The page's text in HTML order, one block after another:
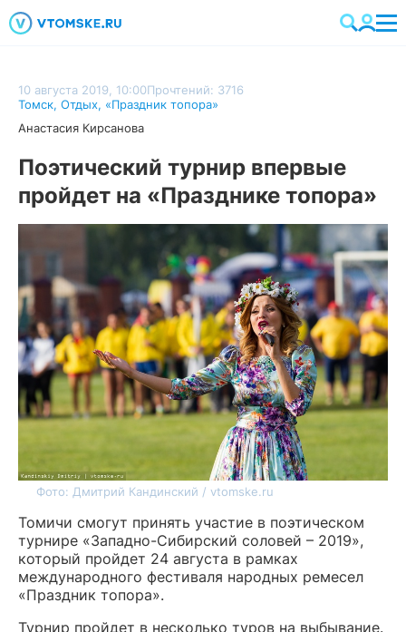
10 августа 2019, 10:00Прочтений: 3716
Томск, Отдых, «Праздник топора»
Анастасия Кирсанова
Поэтический турнир впервые
пройдет на «Празднике топора»
Фото: Дмитрий Кандинский / vtomske.ru
Томичи смогут принять участие в поэтическом
турнире «Западно-Сибирский соловей – 2019»,
который пройдет 24 августа в рамках
международного фестиваля народных ремесел
«Праздник топора».
Турнир пройдет в несколько туров на выбывание.